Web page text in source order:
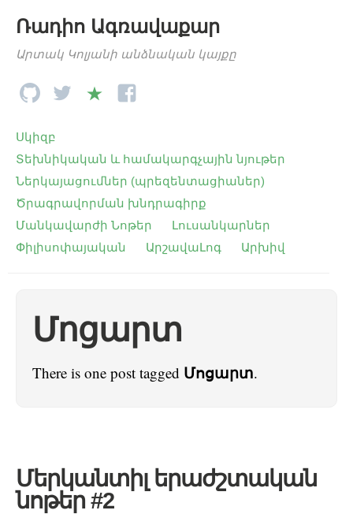
Ռադիո Ագռավաքար
Արտակ Կոլյանի անձնական կայքը
Սկիզբ
Տեխնիկական և համակարգչային նյութեր
Ներկայացումներ (պրեզենտացիաներ)
Ծրագրավորման խնդրագիրք
Մանկավարժի Նոթեր
Լուսանկարներ
Փիլիսոփայական
ԱրշավաԼոգ Արխիվ
Մոցարտ
There is one post tagged Մոցարտ.
Մերկանտիլ երաժշտական
նոթեր #2